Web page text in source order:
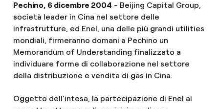
Pechino, 6 dicembre 2004 - Beijing Capital Group,
società leader in Cina nel settore delle
infrastrutture, ed Enel, una delle più grandi utilities
mondiali, firmeranno domani a Pechino un
Memorandum of Understanding finalizzato a
individuare forme di collaborazione nel settore
della distribuzione e vendita di gas in Cina.
Oggetto dell’intesa, la partecipazione di Enel al